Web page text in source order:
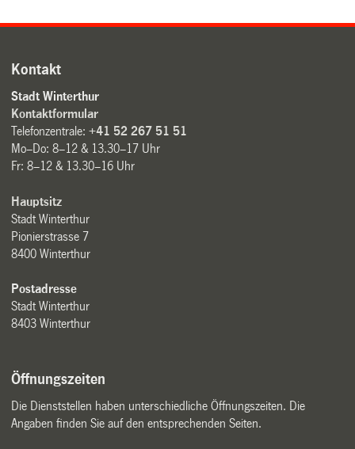
Kontakt
Stadt Winterthur
Kontaktformular
Telefonzentrale:+41 52 267 51 51
Mo–Do: 8–12 & 13.30–17 Uhr
Fr: 8–12 & 13.30–16 Uhr
Hauptsitz
Stadt Winterthur
Pionierstrasse 7
8400 Winterthur
Postadresse
Stadt Winterthur
8403 Winterthur
Öffnungszeiten
Die Dienststellen haben unterschiedliche Öffnungszeiten. Die
Angaben finden Sie auf den entsprechenden Seiten.